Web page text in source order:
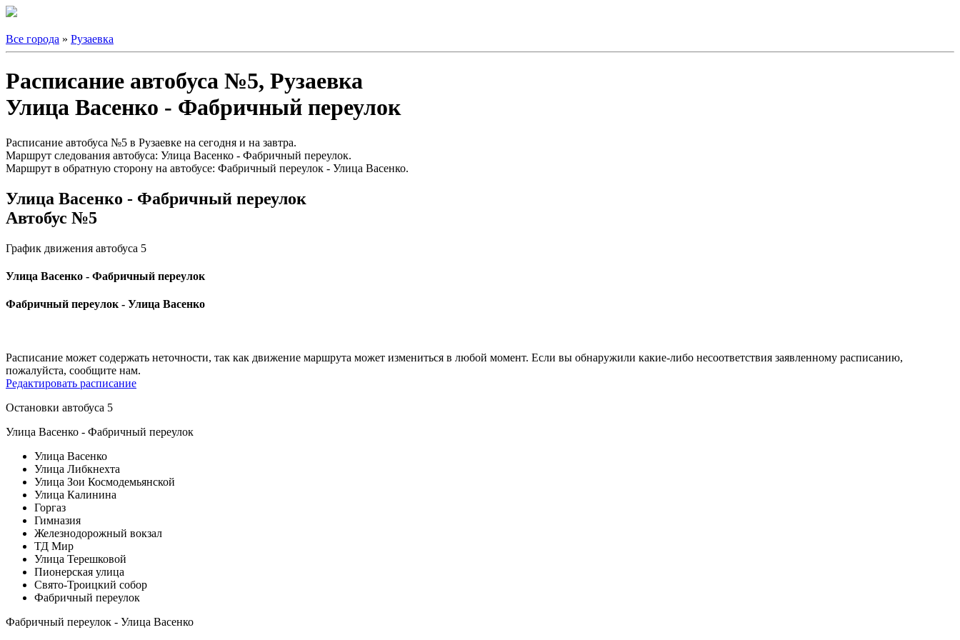
Все города » Рузаевка
Расписание автобуса №5, Рузаевка
Улица Васенко - Фабричный переулок
Расписание автобуса №5 в Рузаевке на сегодня и на завтра.
Маршрут следования автобуса: Улица Васенко - Фабричный переулок.
Маршрут в обратную сторону на автобусе: Фабричный переулок - Улица Васенко.
Улица Васенко - Фабричный переулок
Автобус №5
График движения автобуса 5
Улица Васенко - Фабричный переулок
Фабричный переулок - Улица Васенко
Расписание может содержать неточности, так как движение маршрута может измениться в любой момент. Если вы обнаружили какие-либо несоответствия заявленному расписанию,
пожалуйста, сообщите нам.
Редактировать расписание
Остановки автобуса 5
Улица Васенко - Фабричный переулок
Улица Васенко
Улица Либкнехта
Улица Зои Космодемьянской
Улица Калинина
Горгаз
Гимназия
Железнодорожный вокзал
ТД Мир
Улица Терешковой
Пионерская улица
Свято-Троицкий собор
Фабричный переулок
Фабричный переулок - Улица Васенко